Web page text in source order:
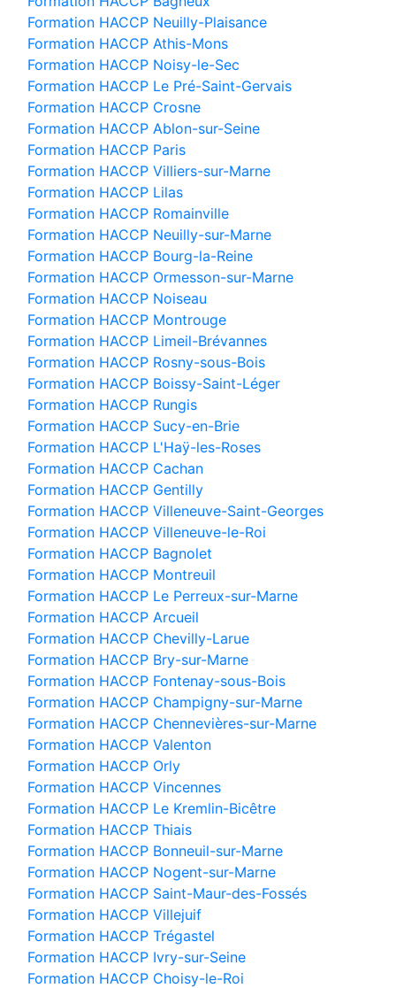
Formation HACCP Neuilly-Plaisance
Formation HACCP Athis-Mons
Formation HACCP Noisy-le-Sec
Formation HACCP Le Pré-Saint-Gervais
Formation HACCP Crosne
Formation HACCP Ablon-sur-Seine
Formation HACCP Paris
Formation HACCP Villiers-sur-Marne
Formation HACCP Lilas
Formation HACCP Romainville
Formation HACCP Neuilly-sur-Marne
Formation HACCP Bourg-la-Reine
Formation HACCP Ormesson-sur-Marne
Formation HACCP Noiseau
Formation HACCP Montrouge
Formation HACCP Limeil-Brévannes
Formation HACCP Rosny-sous-Bois
Formation HACCP Boissy-Saint-Léger
Formation HACCP Rungis
Formation HACCP Sucy-en-Brie
Formation HACCP L'Haÿ-les-Roses
Formation HACCP Cachan
Formation HACCP Gentilly
Formation HACCP Villeneuve-Saint-Georges
Formation HACCP Villeneuve-le-Roi
Formation HACCP Bagnolet
Formation HACCP Montreuil
Formation HACCP Le Perreux-sur-Marne
Formation HACCP Arcueil
Formation HACCP Chevilly-Larue
Formation HACCP Bry-sur-Marne
Formation HACCP Fontenay-sous-Bois
Formation HACCP Champigny-sur-Marne
Formation HACCP Chennevières-sur-Marne
Formation HACCP Valenton
Formation HACCP Orly
Formation HACCP Vincennes
Formation HACCP Le Kremlin-Bicêtre
Formation HACCP Thiais
Formation HACCP Bonneuil-sur-Marne
Formation HACCP Nogent-sur-Marne
Formation HACCP Saint-Maur-des-Fossés
Formation HACCP Villejuif
Formation HACCP Trégastel
Formation HACCP Ivry-sur-Seine
Formation HACCP Choisy-le-Roi